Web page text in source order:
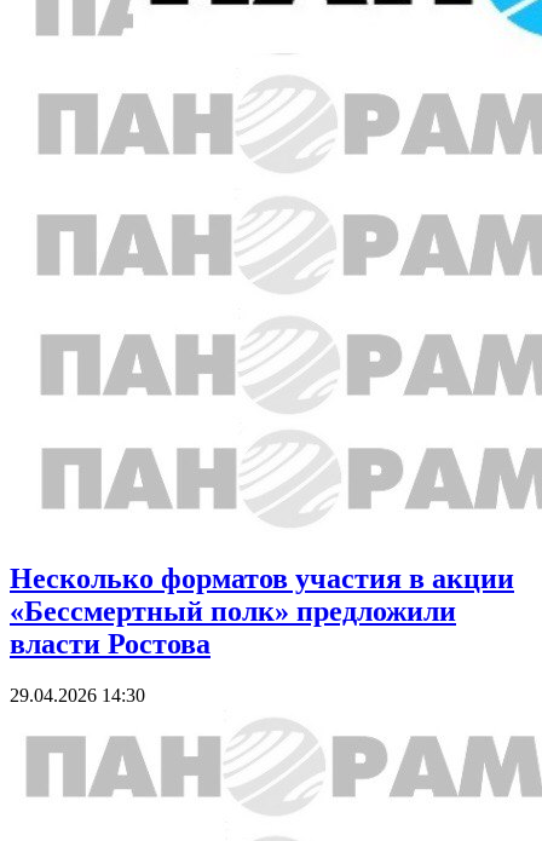
Несколько форматов участия в акции
«Бессмертный полк» предложили
власти Ростова
29.04.2026 14:30